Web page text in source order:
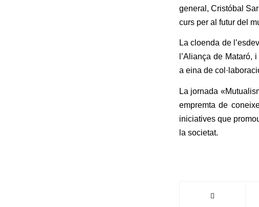
general, Cristóbal
curs per al futur del
La cloenda de
l’Aliança de
a eina de
La jornada
empremta de
iniciatives que
la societat.